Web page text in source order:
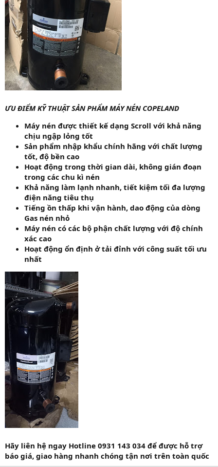
ƯU ĐIỂM KỸ THUẬT SẢN PHẨM MÁY NÉN COPELAND
Máy nén được thiết kế dạng Scroll với khả năng
chịu ngập lỏng tốt
Sản phẩm nhập khẩu chính hãng với chất lượng
tốt, độ bền cao
Hoạt động trong thời gian dài, không gián đoạn
trong các chu kì nén
Khả năng làm lạnh nhanh, tiết kiệm tối đa lượng
điện năng tiêu thụ
Tiếng ồn thấp khi vận hành, dao động của dòng
Gas nén nhỏ
Máy nén có các bộ phận chất lượng với độ chính
xác cao
Hoạt động ổn định ở tải đỉnh với công suất tối ưu
nhất
Hãy liên hệ ngay Hotline 0931 143 034 để được hỗ trợ
báo giá, giao hàng nhanh chóng tận nơi trên toàn quốc